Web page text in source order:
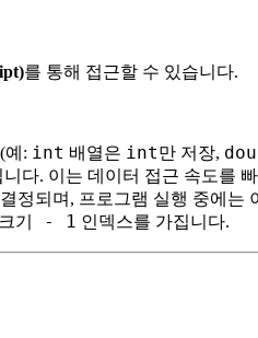
를 통해 접근할 수 있습니다.
예: int 배열은 int만 저장,
다. 이는 데이터 접근 속도를
정되며, 프로그램 실행 중에는
크기 - 1 인덱스를 가집니다.